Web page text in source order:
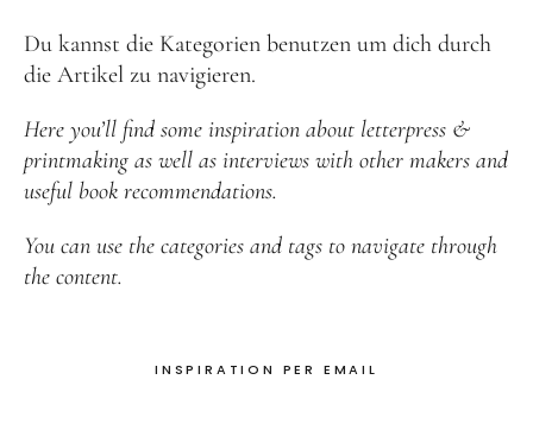
Du kannst die Kategorien benutzen um dich durch
die Artikel zu navigieren.
Here you’ll find some inspiration about letterpress &
printmaking as well as interviews with other makers and
useful book recommendations.
You can use the categories and tags to navigate through
the content.
INSPIRATION PER EMAIL